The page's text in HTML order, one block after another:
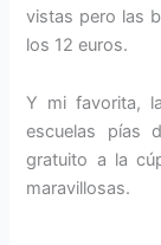
vistas pero las
los 12 euros.
Y mi favorita,
escuelas pías
gratuito a la
maravillosas.